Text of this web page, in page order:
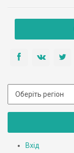
Вхід